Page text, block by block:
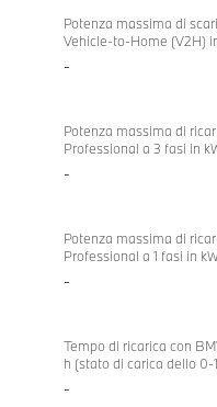
Potenza massima di
Vehicle-to-Home (V2H)
-
Potenza massima di
Professional a 3 fasi in
-
Potenza massima di
Professional a 1 fasi in
-
Tempo di ricarica con
h (stato di carica dello 0-
-